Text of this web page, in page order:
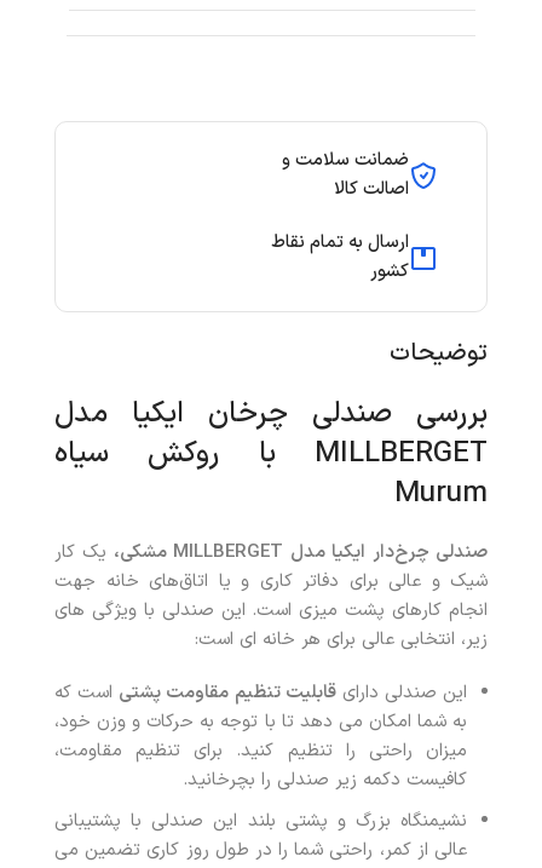
ضمانت سلامت و
اصالت کالا
ارسال به تمام نقاط
کشور
توضیحات
بررسی صندلی چرخان ایکیا مدل
MILLBERGET با روکش سیاه
Murum
صندلی چرخ‌دار ایکیا مدل MILLBERGET مشکی، یک کار
شیک و عالی برای دفاتر کاری و یا اتاق‌های خانه جهت
انجام کارهای پشت میزی است. این صندلی با ویژگی های
زیر، انتخابی عالی برای هر خانه ای است:
این صندلی دارایقابلیت تنظیم مقاومت پشتی است که
به شما امکان می دهد تا با توجه به حرکات و وزن خود،
میزان راحتی را تنظیم کنید. برای تنظیم مقاومت،
کافیست دکمه زیر صندلی را بچرخانید.
نشیمنگاه بزرگ و پشتی بلند این صندلی با پشتیبانی
عالی از کمر، راحتی شما را در طول روز کاری تضمین می